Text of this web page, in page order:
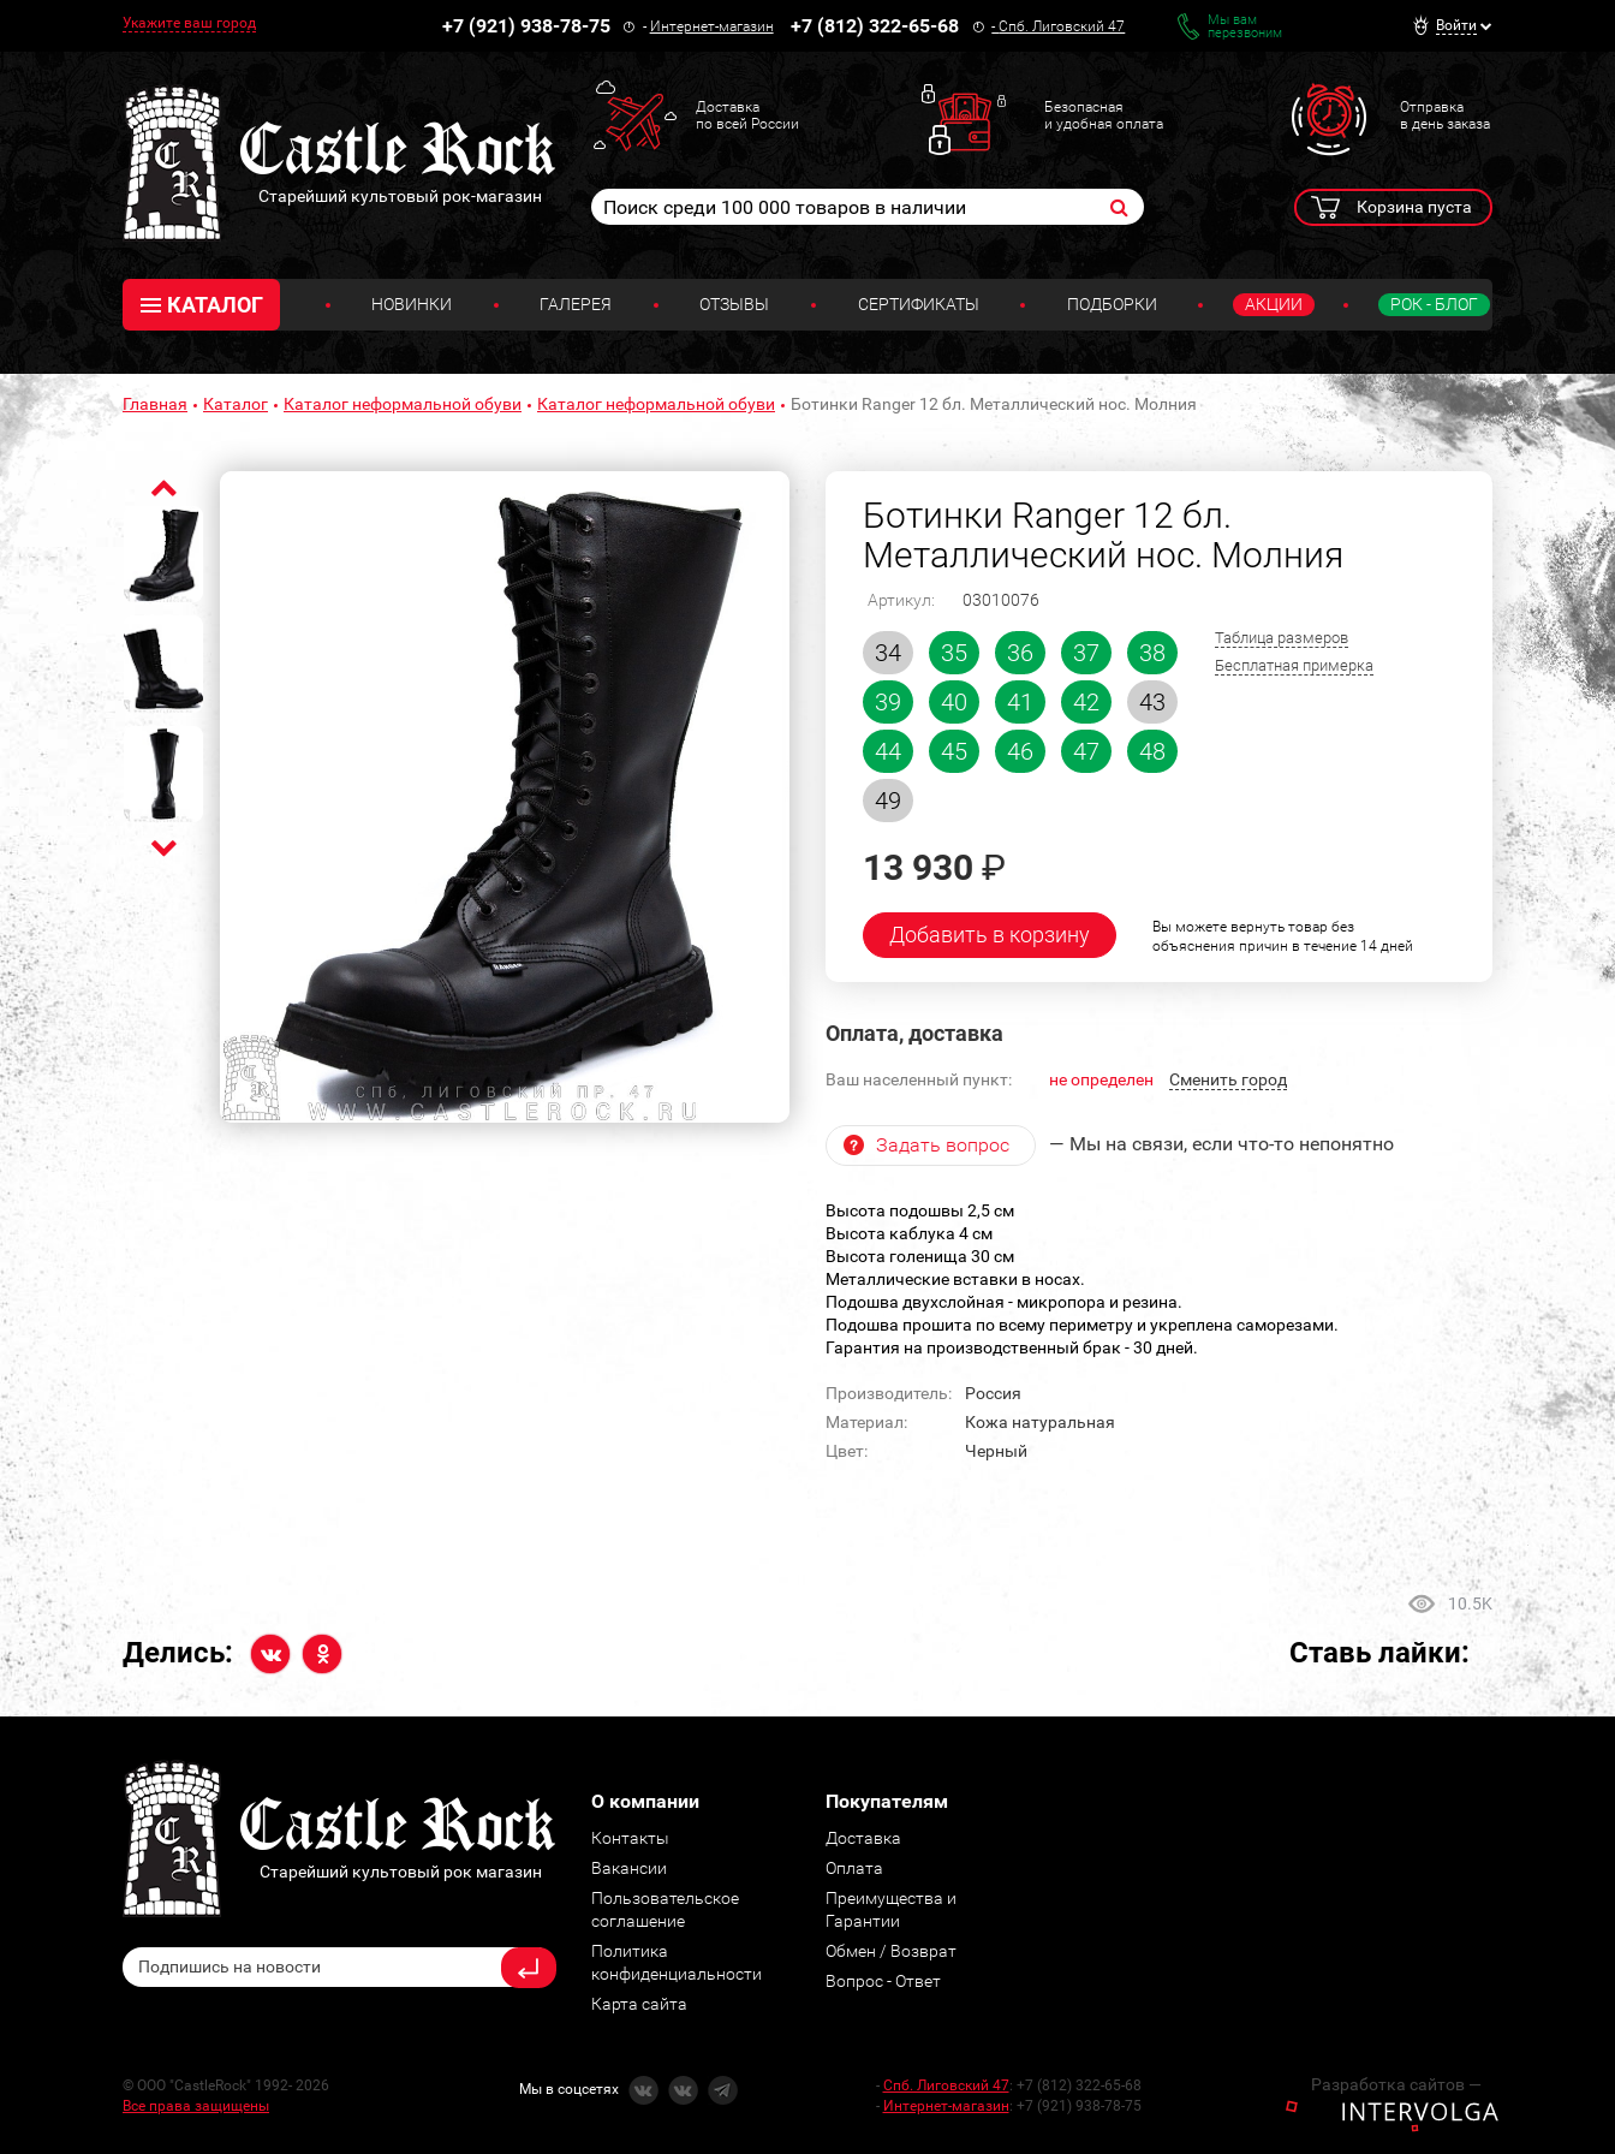
Укажите ваш город +7 (921) 938-78-75 - Интернет-магазин +7 (812) 322-65-68 -Спб. Лиговский 47
Мы вам
перезвоним
Войти
Старейший культовый рок-магазин
Доставка
по всей России
Безопасная
и удобная оплата
Отправка
в день заказа
Корзина пуста
КАТАЛОГ НОВИНКИ ГАЛЕРЕЯ ОТЗЫВЫ СЕРТИФИКАТЫ ПОДБОРКИ АКЦИИ РОК - БЛОГ
Главная Каталог Каталог неформальной обуви Каталог неформальной обуви Ботинки Ranger 12 бл. Металлический нос. Молния
Ботинки Ranger 12 бл.
Металлический нос. Молния
Артикул: 03010076
34 35 36 37
38
39
40 41 42
43
44
45 46 47
48
49
Таблица размеров
Бесплатная примерка
13 930 ₽
Добавить в корзину
Вы можете вернуть товар без
объяснения причин в течение 14 дней
Оплата, доставка
Ваш населенный пункт: не определен Cменить город
Задать вопрос — Мы на связи, если что-то непонятно
Высота подошвы 2,5 см
Высота каблука 4 см
Высота голенища 30 см
Металлические вставки в носах.
Подошва двухслойная - микропора и резина.
Подошва прошита по всему периметру и укреплена саморезами.
Гарантия на производственный брак - 30 дней.
Производитель:
Россия
Материал:
Кожа натуральная
Цвет:
Черный
10.5K
Делись: Ставь лайки:
Старейший культовый рок магазин
О компании
Контакты
Вакансии
Пользовательское
соглашение
Политика
конфиденциальности
Карта сайта
Покупателям
Доставка
Оплата
Преимущества и
Гарантии
Обмен / Возврат
Вопрос - Ответ
© ООО "CastleRock" 1992- 2026
Все права защищены
Мы в соцсетях - Спб. Лиговский 47: +7 (812) 322-65-68
- Интернет-магазин: +7 (921) 938-78-75
Разработка сайтов —